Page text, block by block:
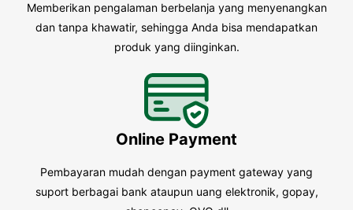
Memberikan pengalaman berbelanja yang menyenangkan
dan tanpa khawatir, sehingga Anda bisa mendapatkan
produk yang diinginkan.
Online Payment
Pembayaran mudah dengan payment gateway yang
suport berbagai bank ataupun uang elektronik, gopay,